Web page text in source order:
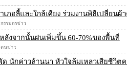
ภอลี้และใกล้เคียง ร่วมงานพิธีเปลี่ยนผ้
รรมกรข่าว
ลังจากนั้นฝนเพิ่มขึ้น 60-70%ของพื้นที่
ตนข่าว
นักค่าวล้านนา หัวใจล้มเหลวเสียชีวิตค